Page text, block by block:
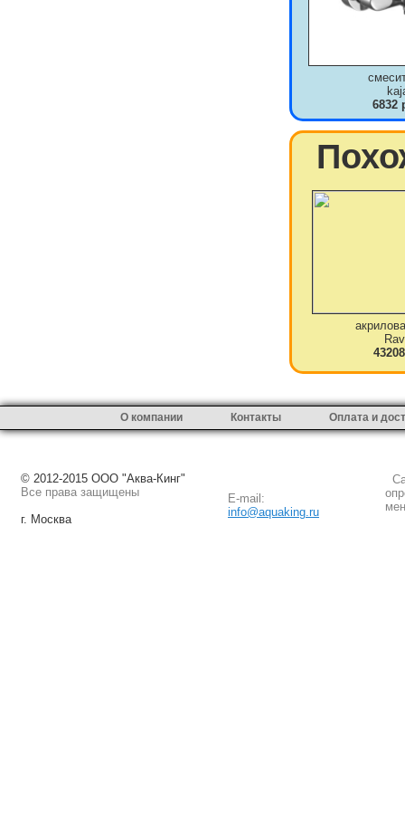
6832
О компании Контакты Оплата и
© 2012-2015 ООО "Аква-Кинг"
Все права защищены
г. Москва
E-mail:
info@aquaking.ru